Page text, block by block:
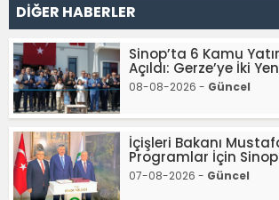
DİĞER HABERLER
Sinop’ta 6 Kamu
Açıldı: Gerze’ye İki
08-08-2026 - Güncel
İçişleri Bakanı
Programlar İçin
07-08-2026 - Güncel